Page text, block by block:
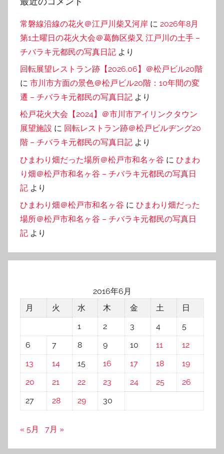
常磐線沿線の花火＠江戸川柴又河岸 に 2026年8月
第1土曜日の花火大会＠葛飾区柴又 江戸川の土手 –
チバラキ元都民の写真日記 より
回転展望レストラン跡【2026.06】＠松戸ビル20階
に 市川市方面の景色＠松戸ビル20階：10年間の変
遷 – チバラキ元都民の写真日記 より
松戸花火大会【2024】＠市川市アイリンクタウン
展望施設 に 回転レストラン跡＠松戸ビルヂング20
階 – チバラキ元都民の写真日記 より
ひまわり畑だった場所＠松戸市和名ヶ谷 に ひまわ
り畑＠松戸市和名ヶ谷 – チバラキ元都民の写真日
記 より
ひまわり畑＠松戸市和名ヶ谷 に ひまわり畑だった
場所＠松戸市和名ヶ谷 – チバラキ元都民の写真日
記 より
2016年6月
月
火 水 木 金 土
日
1
2 3 4
5
6
7 8 9 10 11
12
13
14 15 16 17 18
19
20
21 22 23 24 25
26
27
28 29 30
« 5月 7月 »